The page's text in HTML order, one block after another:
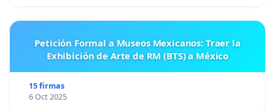
Petición Formal a Museos Mexicanos: Traer la
Exhibición de Arte de RM (BTS) a México
15 firmas
6 Oct 2025